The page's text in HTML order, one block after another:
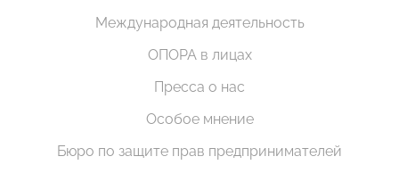
Международная деятельность
ОПОРА в лицах
Пресса о нас
Особое мнение
Бюро по защите прав предпринимателей